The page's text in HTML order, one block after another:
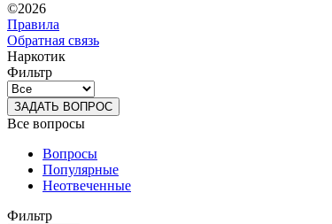
©2026
Правила
Обратная связь
Наркотик
Фильтр
ЗАДАТЬ ВОПРОС
Все вопросы
Вопросы
Популярные
Неотвеченные
Фильтр